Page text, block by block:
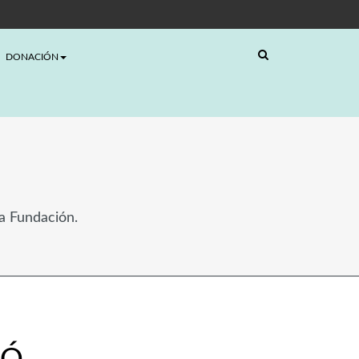
DONACIÓN
Fundación.